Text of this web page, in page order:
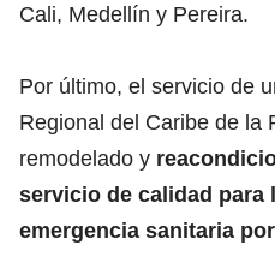
Cali, Medellín y Pereira.
Por último, el servicio de
Regional del Caribe de la
remodelado y
servicio de calidad para
emergencia sanitaria